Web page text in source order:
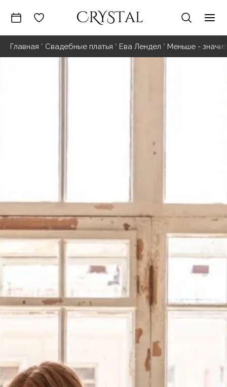
содержимому
Главная " Свадебные платья " Ева Лендел " Меньше -